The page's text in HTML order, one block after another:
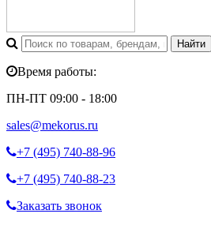
Время работы:
ПН-ПТ 09:00 - 18:00
sales@mekorus.ru
+7 (495) 740-88-96
+7 (495) 740-88-23
Заказать звонок